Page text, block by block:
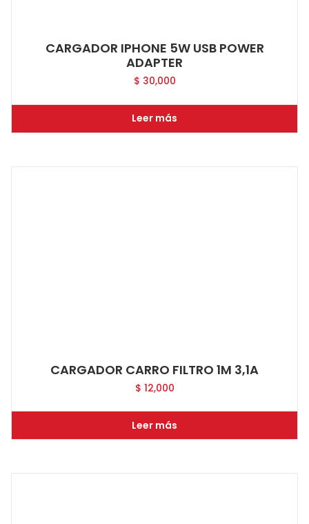
CARGADOR IPHONE 5W USB POWER
ADAPTER
$ 30,000
Leer más
CARGADOR CARRO FILTRO 1M 3,1A
$ 12,000
Leer más